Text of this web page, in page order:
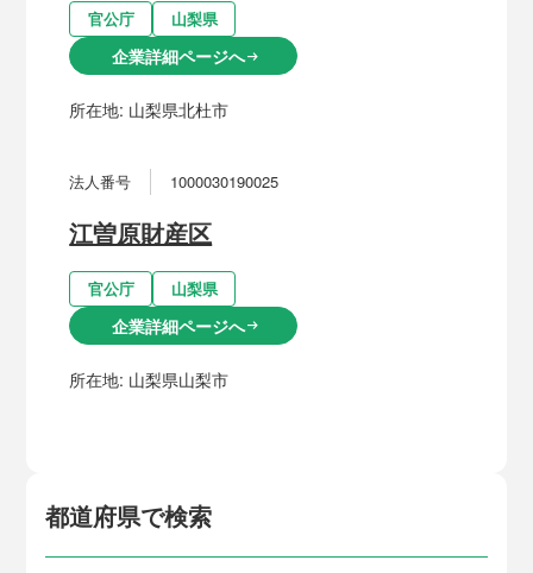
都道府県で検索
官公庁 山梨県
企業詳細ページへarrow_right_alt
所在地: 山梨県北杜市
法人番号 1000030190025
江曽原財産区
官公庁 山梨県
企業詳細ページへarrow_right_alt
所在地: 山梨県山梨市